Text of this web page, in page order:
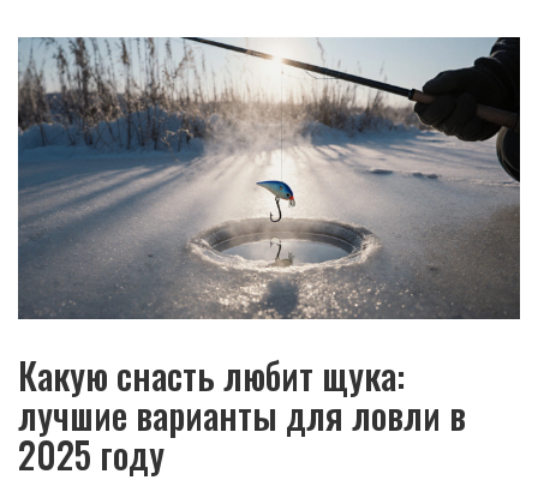
Какую снасть любит щука:
лучшие варианты для ловли в
2025 году